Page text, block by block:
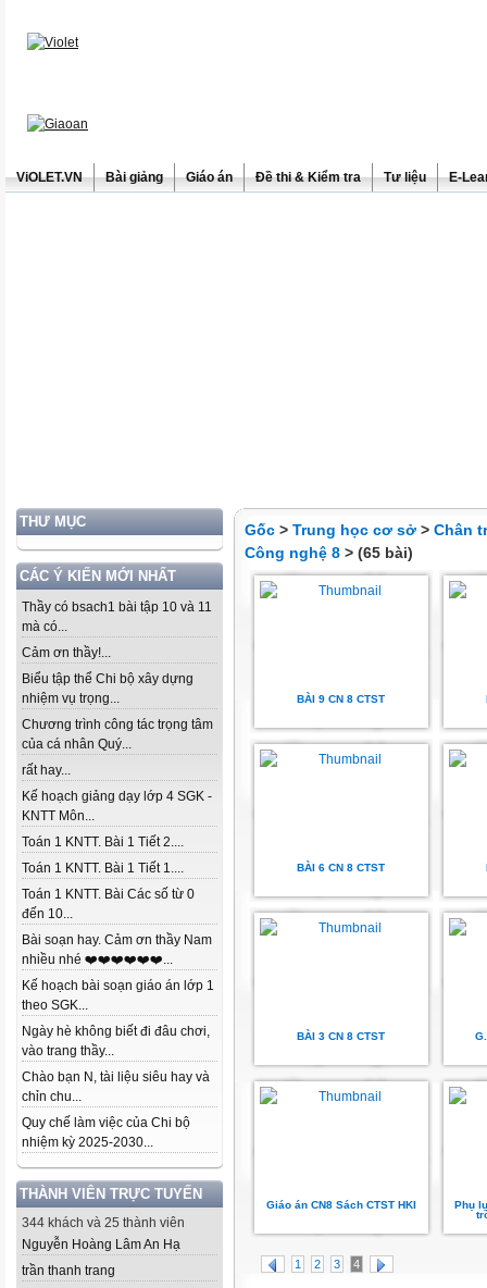
ViOLET.VN Bài giảng Giáo án Đề thi & Kiểm tra Tư liệu E-
THƯ MỤC
CÁC Ý KIẾN MỚI NHẤT
Thầy có bsach1 bài tập 10 và 11
mà có...
Cảm ơn thầy!...
Biểu tập thể Chi bộ xây dựng
nhiệm vụ trọng...
Chương trình công tác trọng tâm
của cá nhân Quý...
rất hay...
Kế hoạch giảng dạy lớp 4 SGK -
KNTT Môn...
Toán 1 KNTT. Bài 1 Tiết 2....
Toán 1 KNTT. Bài 1 Tiết 1....
Toán 1 KNTT. Bài Các số từ 0
đến 10...
Bài soạn hay. Cảm ơn thầy Nam
nhiều nhé ❤️❤️❤️❤️❤️❤️...
Kế hoạch bài soạn giáo án lớp 1
theo SGK...
Ngày hè không biết đi đâu chơi,
vào trang thầy...
Chào bạn N, tài liệu siêu hay và
chỉn chu...
Quy chế làm việc của Chi bộ
nhiệm kỳ 2025-2030...
THÀNH VIÊN TRỰC TUYẾN
344 khách và 25 thành viên
Nguyễn Hoàng Lâm An Hạ
trần thanh trang
Gốc > Trung học cơ sở > Chân
Công nghệ 8 > (65 bài)
BÀI 9 CN 8 CTST
BÀI 6 CN 8 CTST
BÀI 3 CN 8 CTST
Giáo án CN8 Sách CTST HKI
Phụ
1 2 3 4